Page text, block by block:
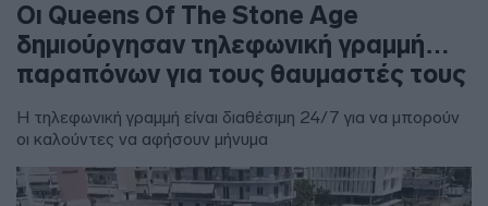
Οι Queens Of The Stone Age
δημιούργησαν τηλεφωνική γραμμή…
παραπόνων για τους θαυμαστές τους
Η τηλεφωνική γραμμή είναι διαθέσιμη 24/7 για να μπορούν
οι καλούντες να αφήσουν μήνυμα